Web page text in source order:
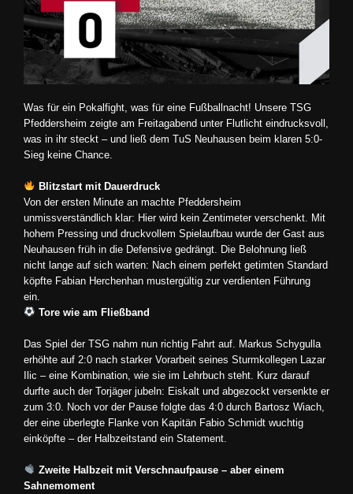
Was für ein Pokalfight, was für eine Fußballnacht! Unsere TSG
Pfeddersheim zeigte am Freitagabend unter Flutlicht eindrucksvoll,
was in ihr steckt – und ließ dem TuS Neuhausen beim klaren 5:0-
Sieg keine Chance.
Blitzstart mit Dauerdruck
Von der ersten Minute an machte Pfeddersheim
unmissverständlich klar: Hier wird kein Zentimeter verschenkt. Mit
hohem Pressing und druckvollem Spielaufbau wurde der Gast aus
Neuhausen früh in die Defensive gedrängt. Die Belohnung ließ
nicht lange auf sich warten: Nach einem perfekt getimten Standard
köpfte Fabian Herchenhan mustergültig zur verdienten Führung
ein.
Tore wie am Fließband
Das Spiel der TSG nahm nun richtig Fahrt auf. Markus Schygulla
erhöhte auf 2:0 nach starker Vorarbeit seines Sturmkollegen Lazar
Ilic – eine Kombination, wie sie im Lehrbuch steht. Kurz darauf
durfte auch der Torjäger jubeln: Eiskalt und abgezockt versenkte er
zum 3:0. Noch vor der Pause folgte das 4:0 durch Bartosz Wiach,
der eine überlegte Flanke von Kapitän Fabio Schmidt wuchtig
einköpfte – der Halbzeitstand ein Statement.
Zweite Halbzeit mit Verschnaufpause – aber einem
Sahnemoment